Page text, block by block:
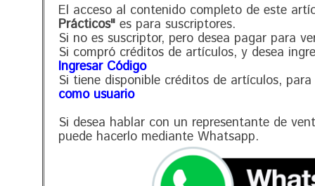
El acceso al contenido completo de este
Prácticos" es para suscriptores.
Si no es suscriptor, pero desea pagar para
Si compró créditos de artículos, y desea
Ingresar Código
Si tiene disponible créditos de artículos,
como usuario
Si desea hablar con un representante de
puede hacerlo mediante Whatsapp.